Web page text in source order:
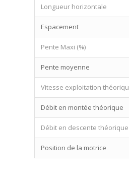
Longueur horizontale
Espacement
Pente Maxi (%)
Pente moyenne
Vitesse exploitation
Débit en montée théorique
Débit en descente théorique
Position de la motrice